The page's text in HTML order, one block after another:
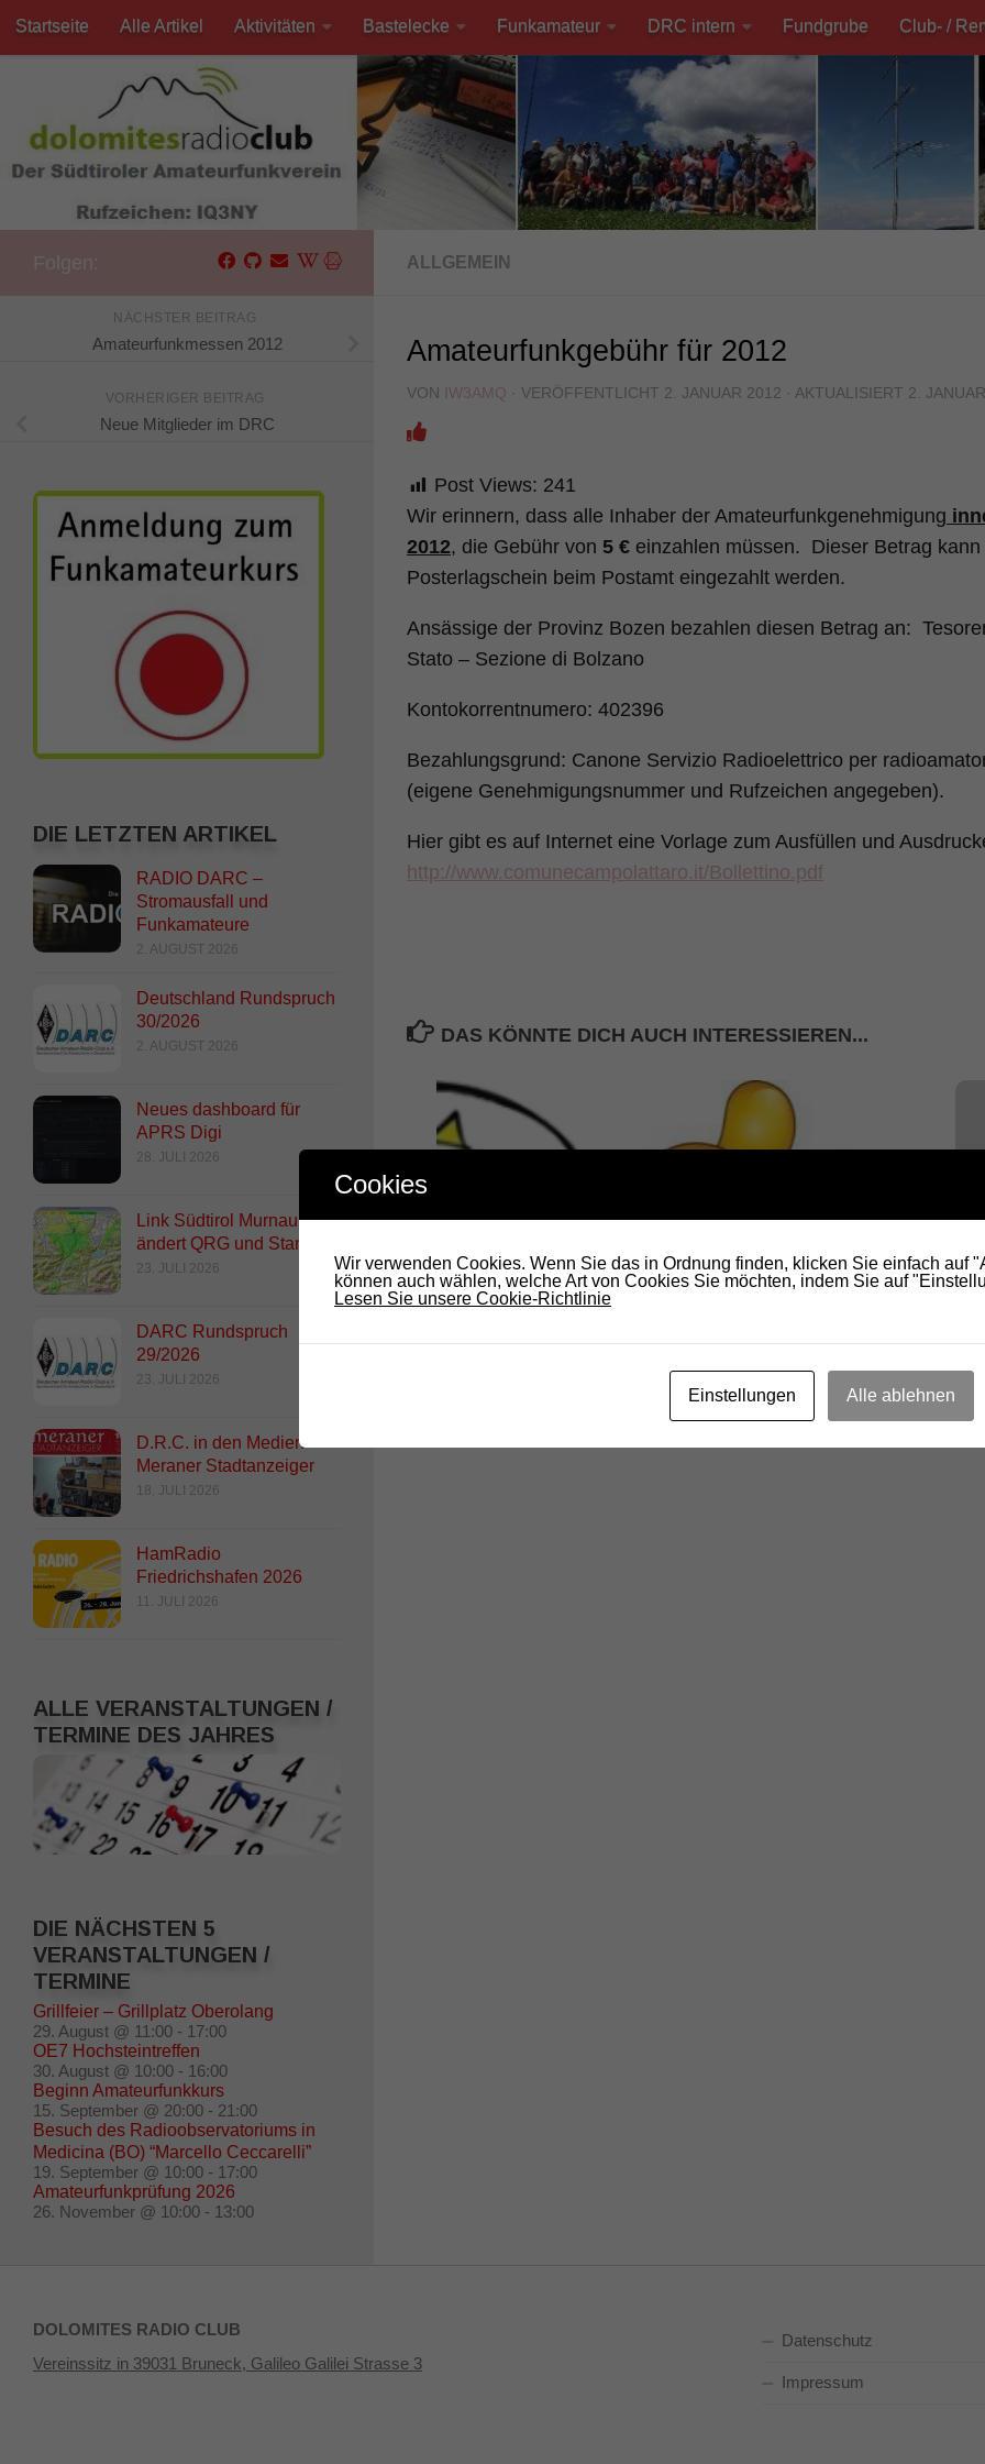
Unter dem Inhalt
Startseite Alle Artikel Aktivitäten Bastelecke Funkamateur DRC intern Fundgrube Club- /
ALLGEMEIN
Amateurfunkgebühr für 2012
VON IW3AMQ · VERÖFFENTLICHT 2. JANUAR 2012 · AKTUALISIERT 2.
Post Views: 241
Wir erinnern, dass alle Inhaber der Amateurfunkgenehmigung
2012, die Gebühr von 5 € einzahlen müssen. Dieser Betrag kann
Posterlagschein beim Postamt eingezahlt werden.
Ansässige der Provinz Bozen bezahlen diesen Betrag an:
Stato – Sezione di Bolzano
Kontokorrentnumero: 402396
Bezahlungsgrund: Canone Servizio Radioelettrico per
(eigene Genehmigungsnummer und Rufzeichen angegeben).
Hier gibt es auf Internet eine Vorlage zum Ausfüllen und
http://www.comunecampolattaro.it/Bollettino.pdf
DAS KÖNNTE DICH AUCH INTERESSIEREN...
Update 3 Zinnen Lauf: Wir sind dabei!
2. MÄRZ 2020
RADIO DARC – Geburtstag von MP3
21. AUGUST 2020
NÄCHSTER BEITRAG
Amateurfunkmessen 2012
VORHERIGER BEITRAG
Neue Mitglieder im DRC
DIE LETZTEN ARTIKEL
RADIO DARC –
Stromausfall und
Funkamateure
2. AUGUST 2026
Deutschland Rundspruch
30/2026
2. AUGUST 2026
Neues dashboard für
APRS Digi
28. JULI 2026
Link Südtirol Murnau Süd
ändert QRG und Standort
23. JULI 2026
DARC Rundspruch
29/2026
23. JULI 2026
D.R.C. in den Medien –
Meraner Stadtanzeiger
18. JULI 2026
HamRadio
Friedrichshafen 2026
11. JULI 2026
ALLE VERANSTALTUNGEN /
TERMINE DES JAHRES
DIE NÄCHSTEN 5
VERANSTALTUNGEN /
TERMINE
Grillfeier – Grillplatz Oberolang
29. August @ 11:00 - 17:00
OE7 Hochsteintreffen
30. August @ 10:00 - 16:00
Beginn Amateurfunkkurs
15. September @ 20:00 - 21:00
Besuch des Radioobservatoriums in
Medicina (BO) “Marcello Ceccarelli”
19. September @ 10:00 - 17:00
Amateurfunkprüfung 2026
26. November @ 10:00 - 13:00
DOLOMITES RADIO CLUB
Vereinssitz in 39031 Bruneck, Galileo Galilei Strasse 3
Datenschutz
Impressum
Cookies
Wir verwenden Cookies. Wenn Sie das in Ordnung finden, klicken Sie einfach auf
können auch wählen, welche Art von Cookies Sie möchten, indem Sie auf
Lesen Sie unsere Cookie-Richtlinie
Einstellungen Alle ablehnen